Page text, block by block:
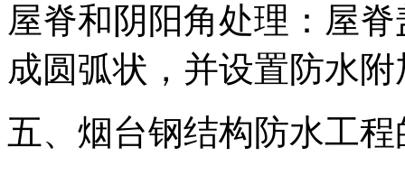
屋脊和阴阳角处理：屋
成圆弧状，并设置防水
五、烟台钢结构防水工